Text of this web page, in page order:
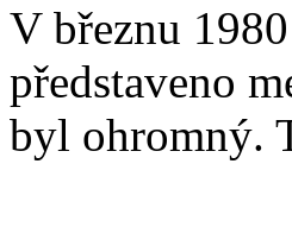
V březnu
představeno
byl ohromný.